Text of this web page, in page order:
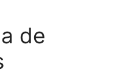
de